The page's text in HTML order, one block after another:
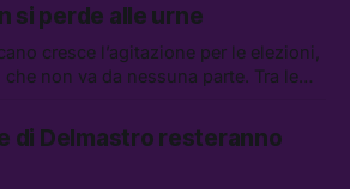
si perde alle urne
cresce l’agitazione per le elezioni,
non va da nessuna parte. Tra le
a mettere in sicurezza la coalizione, e
la religione degli agenti IA
di Delmastro resteranno